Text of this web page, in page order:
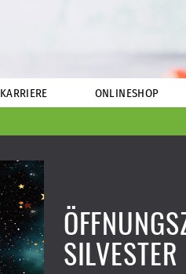
KARRIERE ONLINESHOP
SILVESTER